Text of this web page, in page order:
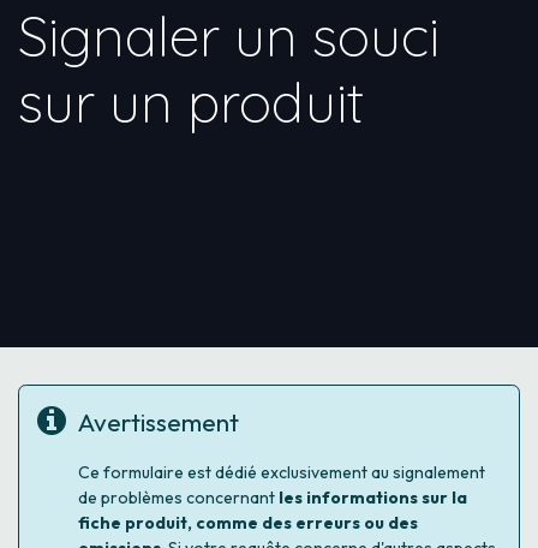
Signaler un souci
sur un produit
Avertissement
Ce formulaire est dédié exclusivement au signalement
de problèmes concernant les informations sur la
fiche produit, comme des erreurs ou des